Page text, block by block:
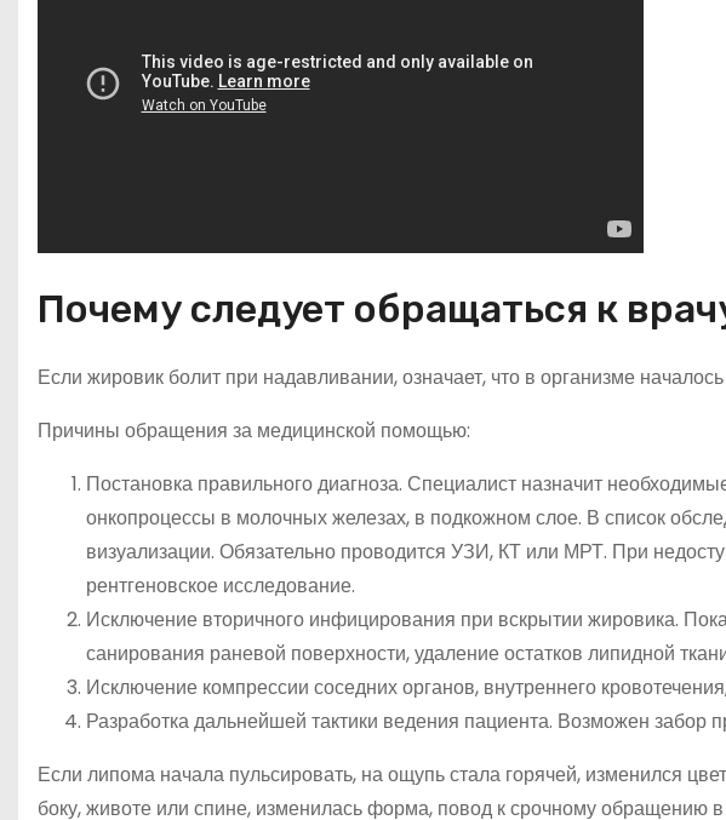
Почему следует обращаться к
Если жировик болит при надавливании, означает, что в организме
Причины обращения за медицинской помощью:
Постановка правильного диагноза. Специалист назначит
онкопроцессы в молочных железах, в подкожном слое. В список
визуализации. Обязательно проводится УЗИ, КТ или МРТ. При
рентгеновское исследование.
Исключение вторичного инфицирования при вскрытии жировика.
санирования раневой поверхности, удаление остатков липидной
Исключение компрессии соседних органов, внутреннего
Разработка дальнейшей тактики ведения пациента. Возможен забор
Если липома начала пульсировать, на ощупь стала горячей, изменился
боку, животе или спине, изменилась форма, повод к срочному обращению